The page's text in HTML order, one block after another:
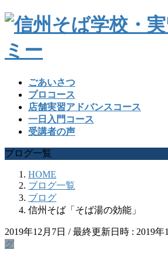
ごあいさつ
プロコース
店舗実習アドバンスコース
一日入門コース
受講者の声
ブログ一覧
HOME
ブログ一覧
ブログ
信州そば「そば湯の効能」
2019年12月7日 / 最終更新日時 : 2019年
グ